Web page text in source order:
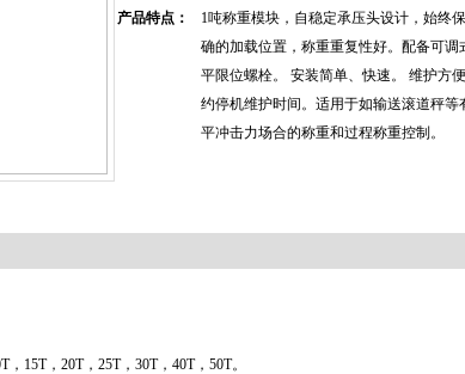
产品特点：
1吨称重模块，自稳定承压头设计，始终
确的加载位置，称重重复性好。配备可调
平限位螺栓。 安装简单、快速。 维护方
约停机维护时间。适用于如输送滚道秤等
平冲击力场合的称重和过程称重控制。
15T，20T，25T，30T，40T，50T。